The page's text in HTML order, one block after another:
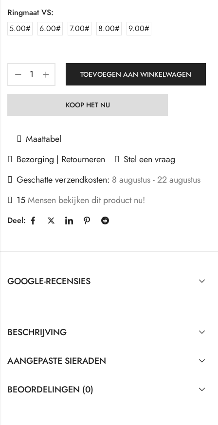
Ringmaat VS:
5.00#
6.00# 7.00# 8.00# 9.00#
TOEVOEGEN AAN WINKELWAGEN
KOOP HET NU
Maattabel
Bezorging | Retourneren
Stel een vraag
Geschatte verzendkosten: 8 augustus - 22 augustus
15Mensen bekijken dit product nu!
Deel:
GOOGLE-RECENSIES
BESCHRIJVING
AANGEPASTE SIERADEN
BEOORDELINGEN (0)